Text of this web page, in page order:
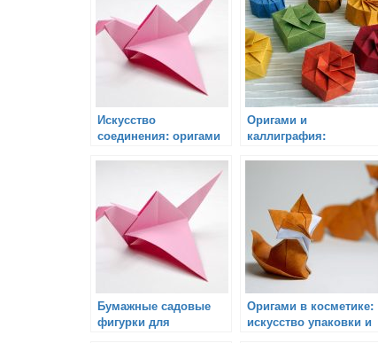
Искусство
соединения: оригами
Оригами и
каллиграфия:
Бумажные садовые
фигурки для
Оригами в косметике:
искусство упаковки и